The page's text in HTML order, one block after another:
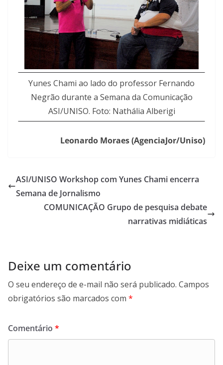
Yunes Chami ao lado do professor Fernando
Negrão durante a Semana da Comunicação
ASI/UNISO. Foto: Nathália Alberigi
Leonardo Moraes (AgenciaJor/Uniso)
ASI/UNISO Workshop com Yunes Chami encerra
Semana de Jornalismo
COMUNICAÇÃO Grupo de pesquisa debate
narrativas midiáticas
Deixe um comentário
O seu endereço de e-mail não será publicado. Campos
obrigatórios são marcados com *
Comentário *